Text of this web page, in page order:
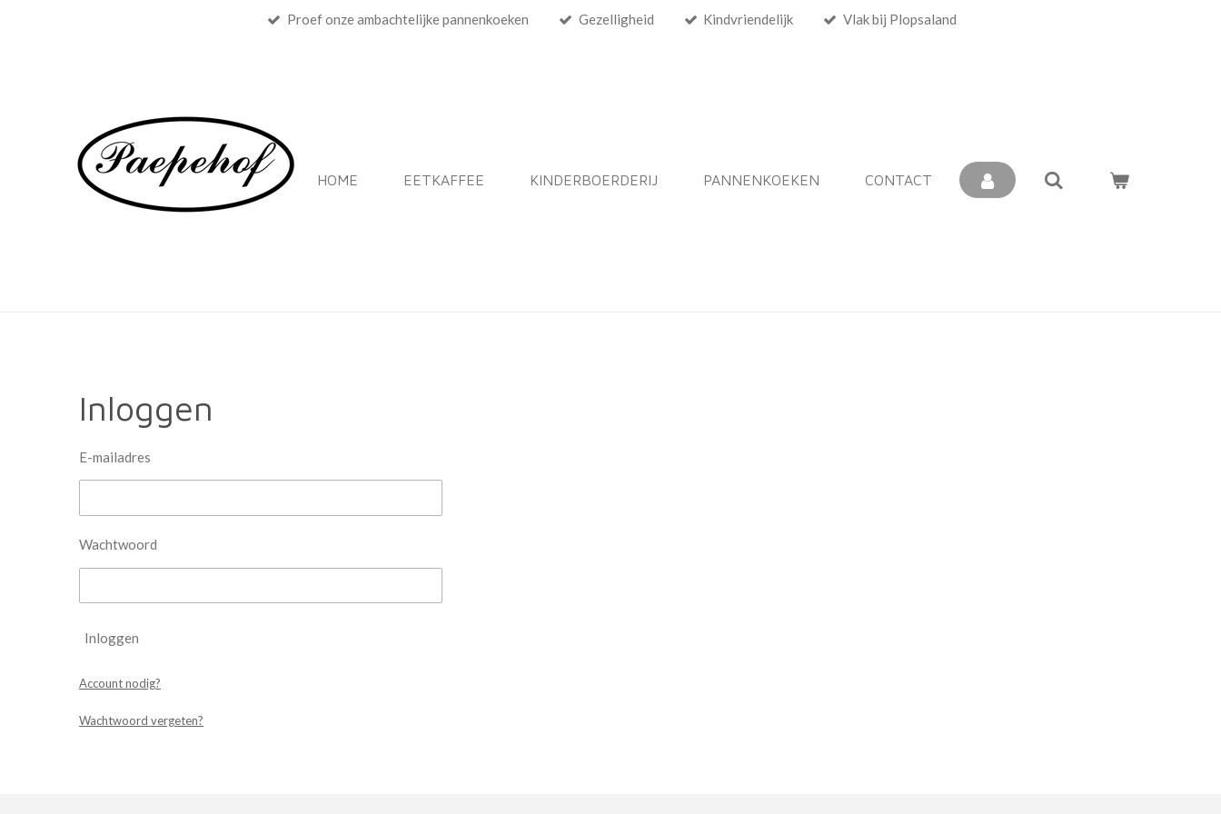
Proef onze ambachtelijke pannenkoeken Gezelligheid Kindvriendelijk Vlak bij Plopsaland
HOME EETKAFFEE KINDERBOERDERIJ PANNENKOEKEN CONTACT
Inloggen
E-mailadres
Wachtwoord
Inloggen
Account nodig?
Wachtwoord vergeten?